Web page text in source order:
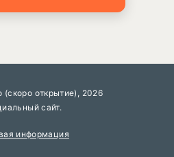
открытие), 2026
сайт.
информация